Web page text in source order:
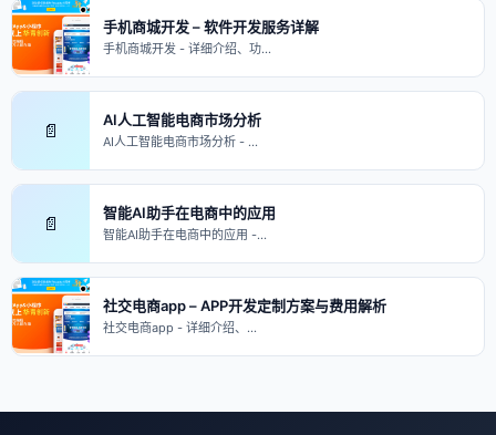
手机商城开发 – 软件开发服务详解
手机商城开发 - 详细介绍、功…
📄 AI人工智能电商市场分析
AI人工智能电商市场分析 - …
📄 智能AI助手在电商中的应用
智能AI助手在电商中的应用 -…
社交电商app – APP开发定制方案与费用解析
社交电商app - 详细介绍、…